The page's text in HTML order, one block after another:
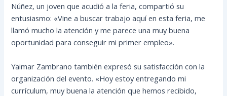
Núñez, un joven que acudió a la feria, compartió su
entusiasmo: «Vine a buscar trabajo aquí en esta feria, me
llamó mucho la atención y me parece una muy buena
oportunidad para conseguir mi primer empleo».
Yaimar Zambrano también expresó su satisfacción con la
organización del evento. «Hoy estoy entregando mi
currículum, muy buena la atención que hemos recibido,